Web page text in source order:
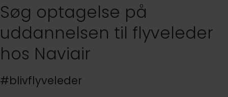
Søg optagelse på
uddannelsen til flyveleder
hos Naviair
#blivflyveleder